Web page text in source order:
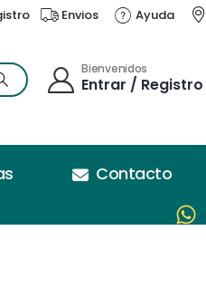
Envios Ayuda
Bienvenidos
Entrar / Registro
Contacto